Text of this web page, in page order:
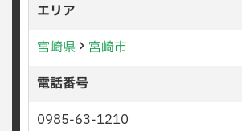
エリア
宮崎県
宮崎市
電話番号
0985-63-1210